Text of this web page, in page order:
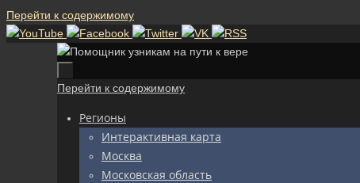
Перейти к содержимому
Перейти к содержимому
Регионы
Интерактивная карта
Москва
Московская область